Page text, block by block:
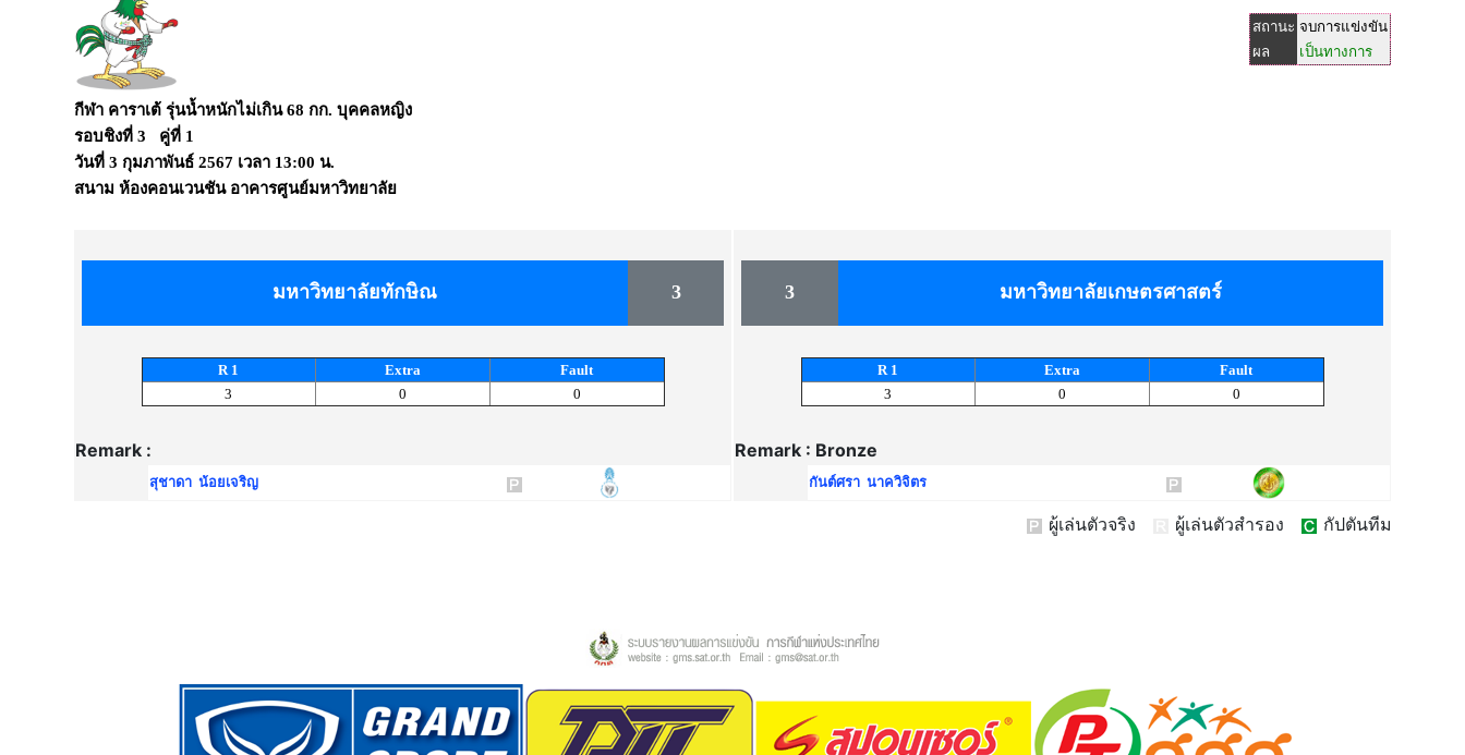
สถานะ จบการแข่งขัน
ผล
เป็นทางการ
กีฬา คาราเต้ รุ่นน้ำหนักไม่เกิน 68 กก. บุคคลหญิง
รอบชิงที่ 3 คู่ที่ 1
วันที่ 3 กุมภาพันธ์ 2567 เวลา 13:00 น.
สนาม ห้องคอนเวนชัน อาคารศูนย์มหาวิทยาลัย
มหาวิทยาลัยทักษิณ 3
R 1 Extra
Fault
3
0 0
Remark :
สุชาดา น้อยเจริญ
3 มหาวิทยาลัยเกษตรศาสตร์
R 1 Extra
Fault
3
0 0
Remark : Bronze
กันต์ศรา นาควิจิตร
ผู้เล่นตัวจริง ผู้เล่นตัวสำรอง กัปตันทีม